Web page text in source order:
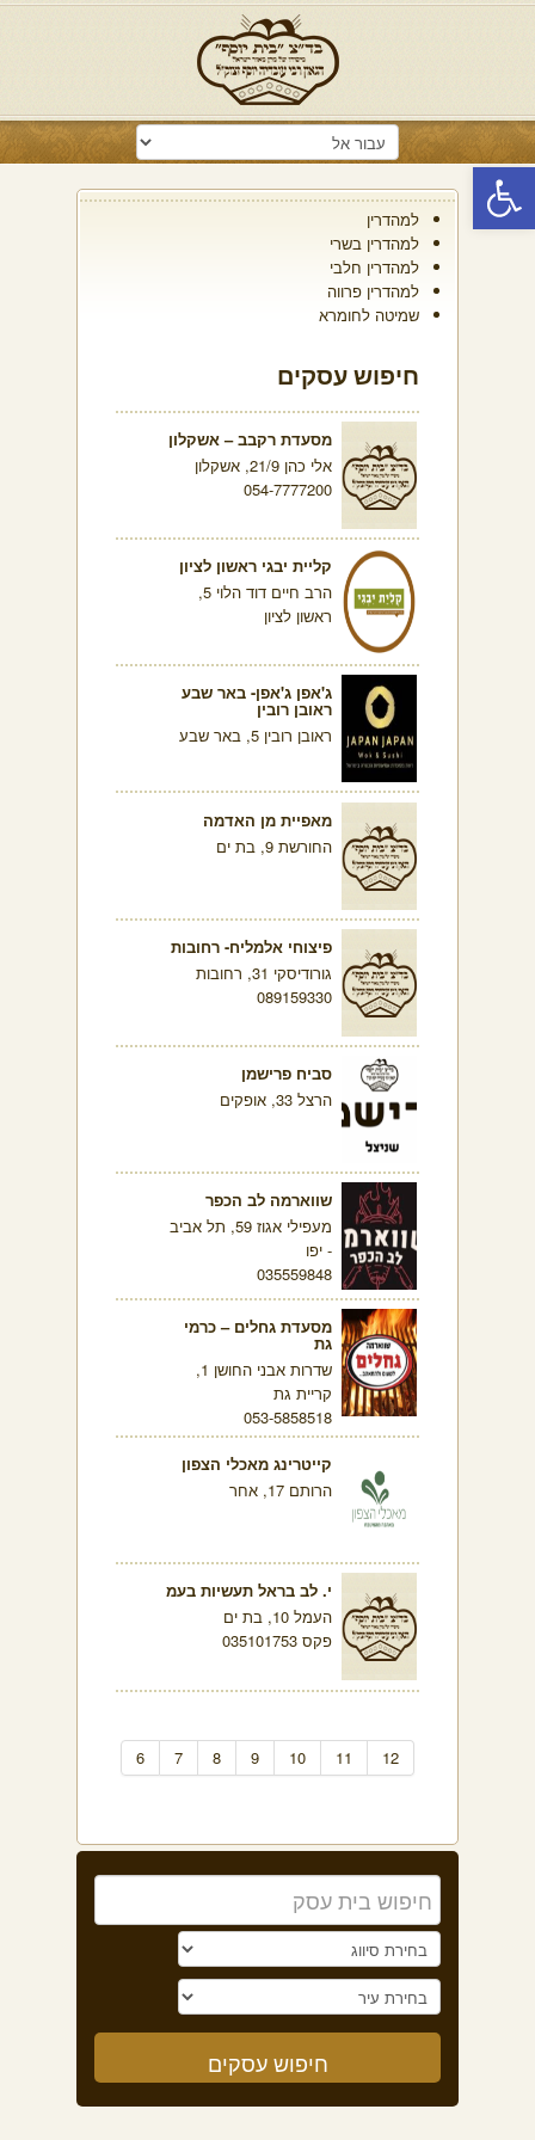
פתח סרגל נגישות
למהדרין
למהדרין בשרי
למהדרין חלבי
למהדרין פרווה
שמיטה לחומרא
חיפוש עסקים
מסעדת רקבב – אשקלון
אלי כהן 21/9, אשקלון
054-7777200
קליית יבגי ראשון לציון
הרב חיים דוד הלוי 5,
ראשון לציון
ג'אפן ג'אפן- באר שבע
ראובן רובין
ראובן רובין 5, באר שבע
מאפיית מן האדמה
החורשת 9, בת ים
פיצוחי אלמליח- רחובות
גורודיסקי 31, רחובות
089159330
סביח פרישמן
הרצל 33, אופקים
שווארמה לב הכפר
מעפילי אגוז 59, תל אביב
- יפו
035559848
מסעדת גחלים – כרמי
גת
שדרות אבני החושן 1,
קריית גת
053-5858518
קייטרינג מאכלי הצפון
הרותם 17, אחר
י. לב בראל תעשיות בעמ
העמל 10, בת ים
פקס 035101753
6 7 8 9 10 11 12